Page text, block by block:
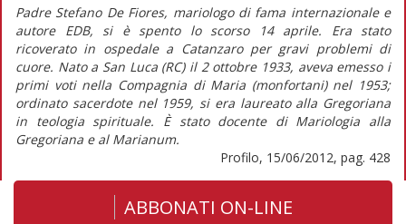
Padre Stefano De Fiores, mariologo di fama internazionale e
autore EDB, si è spento lo scorso 14 aprile. Era stato
ricoverato in ospedale a Catanzaro per gravi problemi di
cuore. Nato a San Luca (RC) il 2 ottobre 1933, aveva emesso i
primi voti nella Compagnia di Maria (monfortani) nel 1953;
ordinato sacerdote nel 1959, si era laureato alla Gregoriana
in teologia spirituale. È stato docente di Mariologia alla
Gregoriana e al Marianum.
Profilo, 15/06/2012, pag. 428
ABBONATI ON-LINE